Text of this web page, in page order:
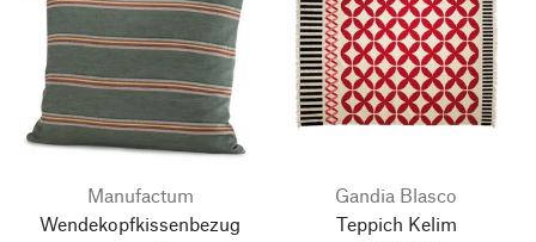
Manufactum
Wendekopfkissenbezug
Gandia Blasco
Teppich Kelim